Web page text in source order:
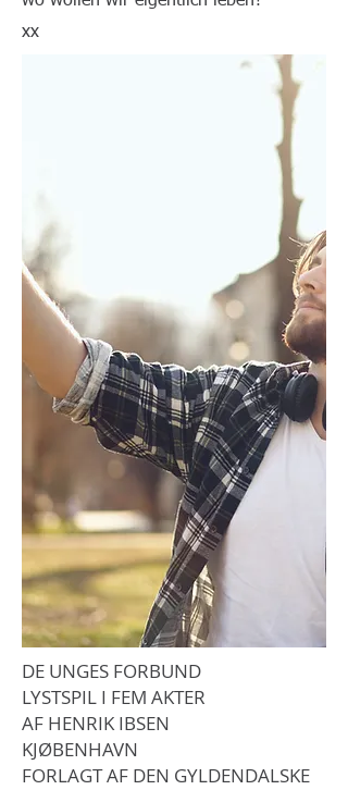
xx
DE UNGES FORBUND
LYSTSPIL I FEM AKTER
AF HENRIK IBSEN
KJØBENHAVN
FORLAGT AF DEN GYLDENDALSKE